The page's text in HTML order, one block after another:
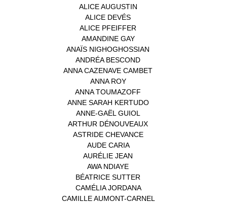
ALICE AUGUSTIN
ALICE DEVÉS
ALICE PFEIFFER
AMANDINE GAY(1)
ANAÏS NIGHOGHOSSIAN
ANDRÉA BESCOND
ANNA CAZENAVE CAMBET
ANNA ROY(1)
ANNA TOUMAZOFF
ANNE SARAH KERTUDO(1)
ANNE-GAËL GUIOL
ARTHUR DÉNOUVEAUX
ASTRIDE CHEVANCE(3)
AUDE CARIA(1)
AURÉLIE JEAN
AWA NDIAYE
BÉATRICE SUTTER
CAMÉLIA JORDANA(1)
CAMILLE AUMONT-CARNEL